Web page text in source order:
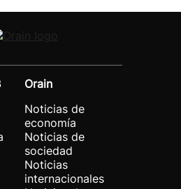
Orain
Noticias de
economía
Noticias de
sociedad
Noticias
internacionales